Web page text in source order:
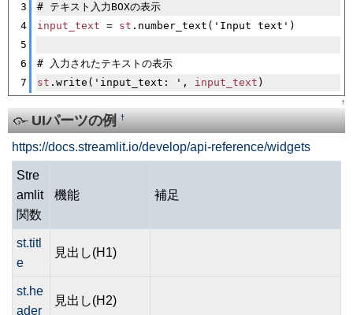
3
4
5
6
7
# テキスト入力BOXの表示
input_text = st .number_text('Input text')
# 入力されたテキストの表示
st .write('input_text: ', input_text )
↑
UIパーツの例†
https://docs.streamlit.io/develop/api-reference/widgets
Stre
amlit
関数
機能 補足
st.titl
e
見出し(H1)
st.he
ader
見出し(H2)